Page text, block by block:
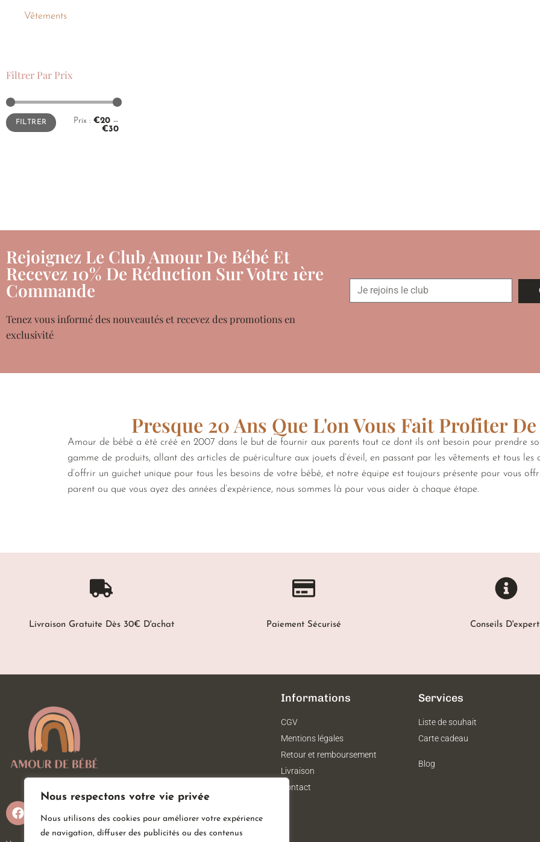
Nous respectons votre vie privée
Nous utilisons des cookies pour améliorer votre expérience
de navigation, diffuser des publicités ou des contenus
Vêtements
Filtrer Par Prix
FILTRER Prix : €20 —
€30
Rejoignez Le Club Amour De Bébé Et
Recevez 10% De Réduction Sur Votre 1ère
Commande
Tenez vous informé des nouveautés et recevez des promotions en
exclusivité
Presque 20 Ans Que L'on Vous Fait Profiter
Amour de bébé a été créé en 2007 dans le but de fournir aux parents tout ce dont ils ont besoin pour prendre
gamme de produits, allant des articles de puériculture aux jouets d’éveil, en passant par les vêtements et tous les
d’offrir un guichet unique pour tous les besoins de votre bébé, et notre équipe est toujours présente pour vous
parent ou que vous ayez des années d’expérience, nous sommes là pour vous aider à chaque étape.
Livraison Gratuite Dès 30€ D'achat Paiement Sécurisé Conseils
Informations
CGV
Mentions légales
Retour et remboursement
Livraison
Contact
Services
Liste de souhait
Carte cadeau
Blog